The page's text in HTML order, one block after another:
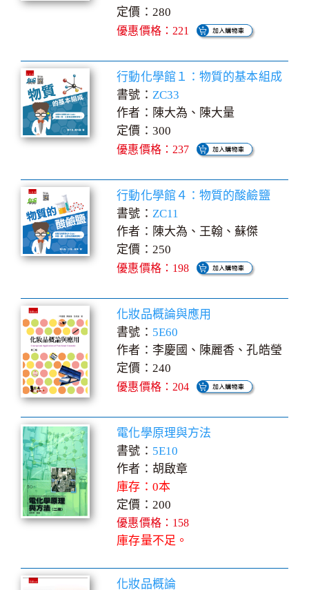
定價：280
優惠價格：221
行動化學館１：物質的基本組成
書號： ZC33
作者：陳大為、陳大量
定價：300
優惠價格：237
行動化學館４：物質的酸鹼鹽
書號： ZC11
作者：陳大為、王翰、蘇傑
定價：250
優惠價格：198
化妝品概論與應用
書號： 5E60
作者：李慶國、陳麗香、孔皓瑩
定價：240
優惠價格：204
電化學原理與方法
書號： 5E10
作者：胡啟章
庫存：0本
定價：200
優惠價格：158
庫存量不足。
化妝品概論